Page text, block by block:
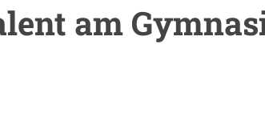
am